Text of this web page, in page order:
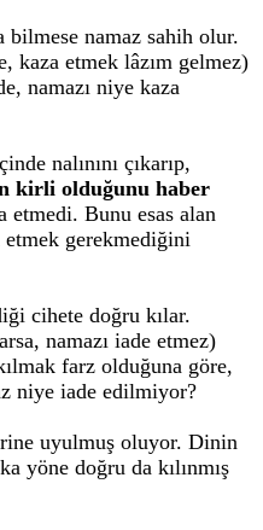
bilmese namaz sahih olur.
kaza etmek lâzım gelmez)
namazı niye kaza
nalınını çıkarıp,
kirli olduğunu haber
etmedi. Bunu esas alan
etmek gerekmediğini
cihete doğru kılar.
namazı iade etmez)
farz olduğuna göre,
niye iade edilmiyor?
uyulmuş oluyor. Dinin
yöne doğru da kılınmış